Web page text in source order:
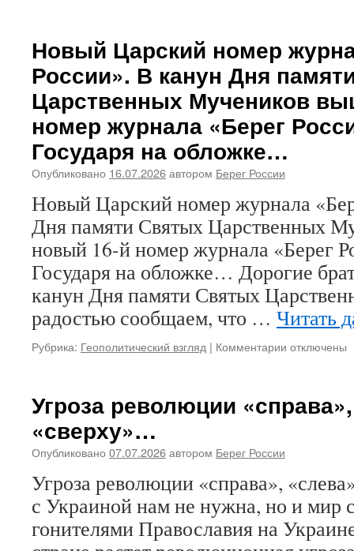
Новый Царский номер
России». В канун Дня
Царственных Мучеников
номер журнала «Берег
Государя на обложке…
Опубликовано 16.07.2026автором Берег России
Новый Царский номер журнала
Дня памяти Святых Царственных
новый 16-й номер журнала «Берег
Государя на обложке… Дорогие
канун Дня памяти Святых
радостью сообщаем, что … Читать
Рубрика: Геополитический взгляд | Комментарии к
номер
канун
Дня
памяти
Святых
отключены
Угроза революции
«сверху»…
Опубликовано 07.07.2026автором Берег России
Угроза революции «справа»,
с Украиной нам не нужна, но и мир
гонителями Православия на